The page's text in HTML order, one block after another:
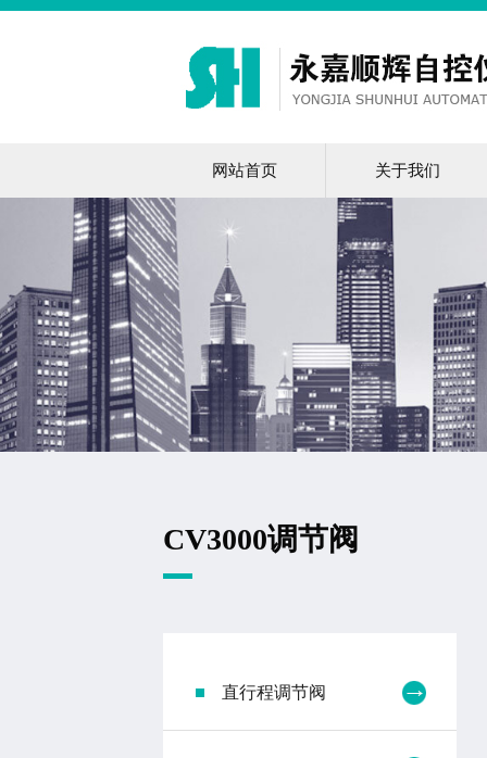
网站首页 关于我们
CV3000调节阀
直行程调节阀